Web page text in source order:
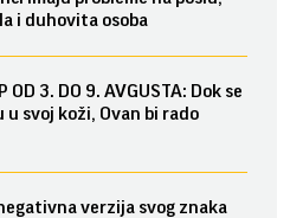
i duhovita osoba
OD 3. DO 9. AVGUSTA: Dok se
u svoj koži, Ovan bi rado
verzija svog znaka